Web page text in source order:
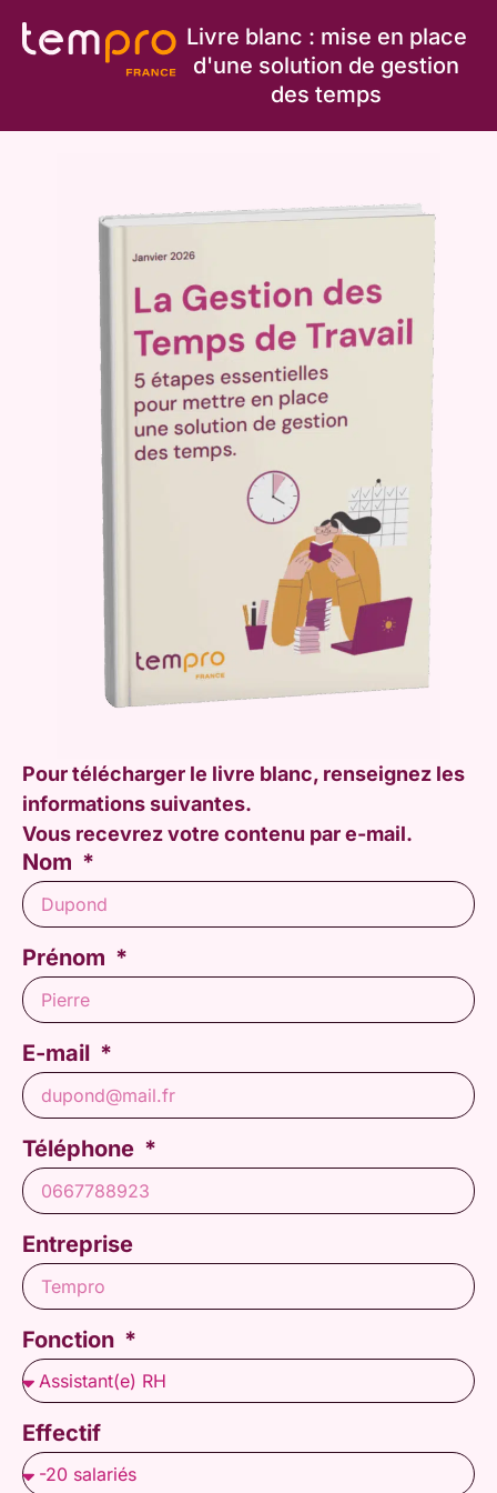
Livre blanc : mise en place
d'une solution de gestion
des temps
Pour télécharger le livre blanc, renseignez les
informations suivantes.
Vous recevrez votre contenu par e-mail.
Nom
Prénom
E-mail
Téléphone
Entreprise
Fonction
Effectif